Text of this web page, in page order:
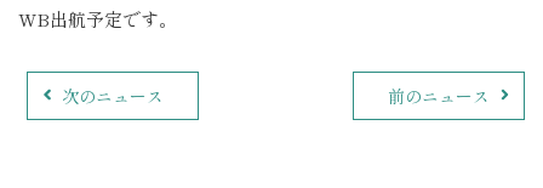
WB出航予定です。
次のニュース 前のニュース